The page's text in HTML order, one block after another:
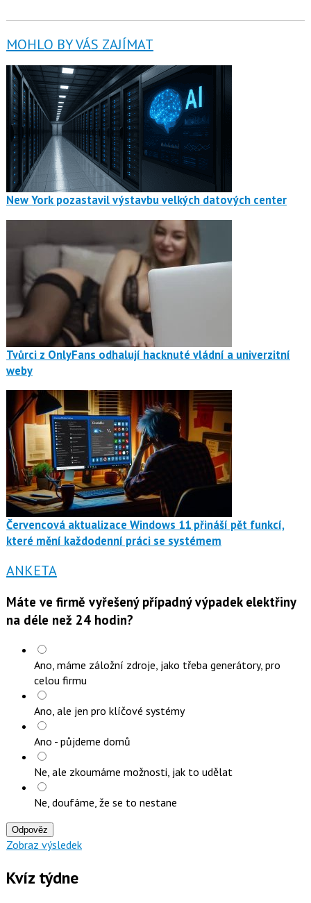
MOHLO BY VÁS ZAJÍMAT
New York pozastavil výstavbu velkých datových center
Tvůrci z OnlyFans odhalují hacknuté vládní a univerzitní
weby
Červencová aktualizace Windows 11 přináší pět funkcí,
které mění každodenní práci se systémem
ANKETA
Máte ve firmě vyřešený případný výpadek elektřiny
na déle než 24 hodin?
Ano, máme záložní zdroje, jako třeba generátory, pro
celou firmu
Ano, ale jen pro klíčové systémy
Ano - půjdeme domů
Ne, ale zkoumáme možnosti, jak to udělat
Ne, doufáme, že se to nestane
Odpověz
Zobraz výsledek
Kvíz týdne